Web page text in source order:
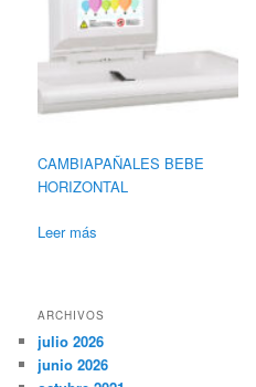
CAMBIAPAÑALES BEBE
HORIZONTAL
Leer más
ARCHIVOS
julio 2026
junio 2026